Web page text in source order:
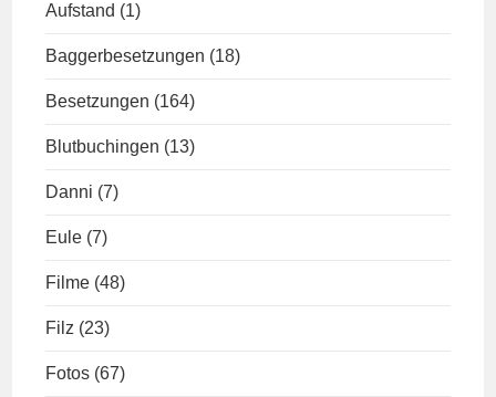
Aufstand (1)
Baggerbesetzungen (18)
Besetzungen (164)
Blutbuchingen (13)
Danni (7)
Eule (7)
Filme (48)
Filz (23)
Fotos (67)